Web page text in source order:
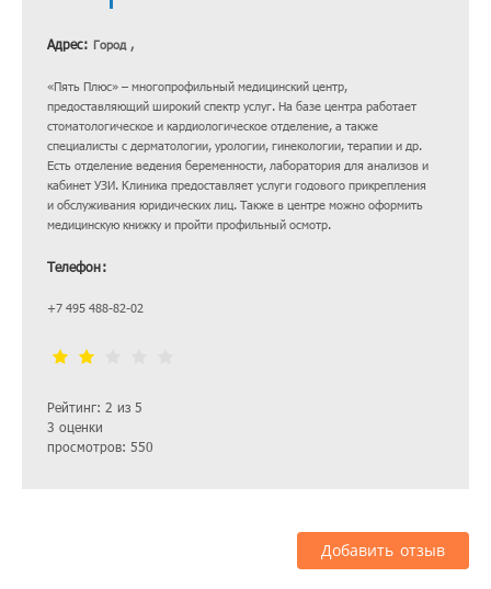
Адрес: Город ,
«Пять Плюс» – многопрофильный медицинский центр,
предоставляющий широкий спектр услуг. На базе центра работает
стоматологическое и кардиологическое отделение, а также
специалисты с дерматологии, урологии, гинекологии, терапии и др.
Есть отделение ведения беременности, лаборатория для анализов и
кабинет УЗИ. Клиника предоставляет услуги годового прикрепления
и обслуживания юридических лиц. Также в центре можно оформить
медицинскую книжку и пройти профильный осмотр.
Рейтинг: 2 из 5
3 оценки
просмотров: 550
Телефон:
+7 495 488-82-02
Добавить отзыв